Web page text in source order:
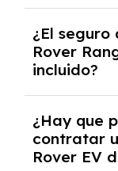
coche,
casos,
acordado.
¿El
Rover
incluido?
Rover Range
riesgo sin
cuotas
¿Hay que
contratar
Rover EV